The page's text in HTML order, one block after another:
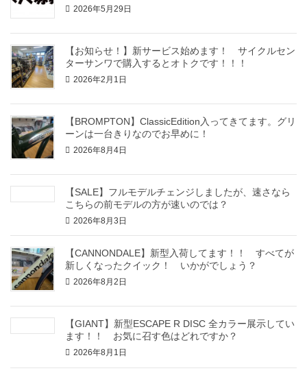
2026年5月29日
【お知らせ！】新サービス始めます！ サイクルセン
ターサンワで購入するとオトクです！！！
2026年2月1日
【BROMPTON】ClassicEdition入ってきてます。グリ
ーンは一台きりなのでお早めに！
2026年8月4日
【SALE】フルモデルチェンジしましたが、速さなら
こちらの前モデルの方が速いのでは？
2026年8月3日
【CANNONDALE】新型入荷してます！！ すべてが
新しくなったクイック！ いかがでしょう？
2026年8月2日
【GIANT】新型ESCAPE R DISC 全カラー展示してい
ます！！ お気に召す色はどれですか？
2026年8月1日